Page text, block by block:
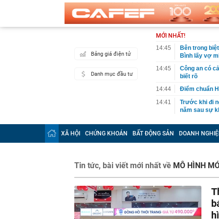
Bảng giá điện tử
Danh mục đầu tư
MỚI NHẤT!
14:45
Bên trong
Bình lấy vợ
14:45
Công an có
biết rõ
14:44
Điểm chuẩn
14:41
Trước khi đi
năm sau sự
14:40
Vì sao ì ạch
14:39
Nhà vàng bị
14:29
Ra lệnh bắt
Tuấn SN 1977
14:22
Cú sốc của
14:20
Honda chính
đe dọa
XÃ HỘI CHỨNG KHOÁN BẤT ĐỘNG SẢN DOANH
Tin tức, bài viết mới nhất về MÔ HÌNH